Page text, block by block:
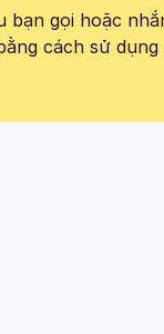
bạn gọi hoặc
cách sử